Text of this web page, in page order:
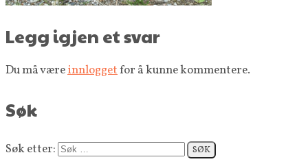
Legg igjen et svar
Du må væreinnloggetfor å kunne kommentere.
Søk
Søk etter: